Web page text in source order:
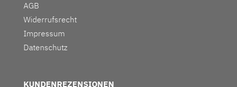
AGB
Widerrufsrecht
Impressum
Datenschutz
KUNDENREZENSIONEN